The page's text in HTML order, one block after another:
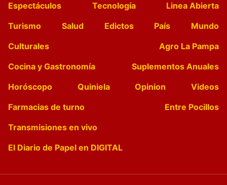
Espectáculos
Tecnología
Linea Abierta
Turismo
Salud Edictos País
Mundo
Culturales
Agro La Pampa
Cocina y Gastronomía
Suplementos Anuales
Horóscopo
Quiniela Opinion
Videos
Farmacias de turno
Entre Pocillos
Transmisiones en vivo
El Diario de Papel en DIGITAL